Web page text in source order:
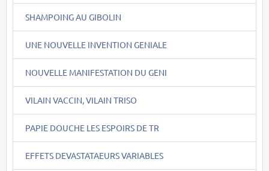
SHAMPOING AU GIBOLIN
UNE NOUVELLE INVENTION GENIALE
NOUVELLE MANIFESTATION DU GENI
VILAIN VACCIN, VILAIN TRISO
PAPIE DOUCHE LES ESPOIRS DE TR
EFFETS DEVASTATAEURS VARIABLES